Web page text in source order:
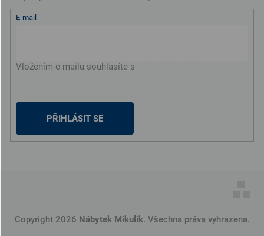
E-mail
Vložením e-mailu souhlasíte s
PŘIHLÁSIT SE
Copyright 2026 Nábytek Mikulík. Všechna práva vyhrazena.